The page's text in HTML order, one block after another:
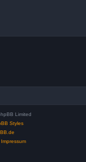
Limited
Styles
Impressum